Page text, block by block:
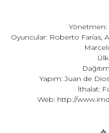
Yönetmen:
Oyuncular: Roberto Farías,
Yapım: Juan de
İthalat:
Web: http://